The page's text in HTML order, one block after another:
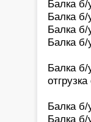
Балка
Балка
Балка
Балка
Балка б/
Балка
Балка